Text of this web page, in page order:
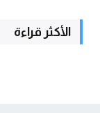
الأكثر قراءة